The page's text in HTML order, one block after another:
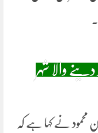
والا شہر
محمود نے کہا ہے کہ